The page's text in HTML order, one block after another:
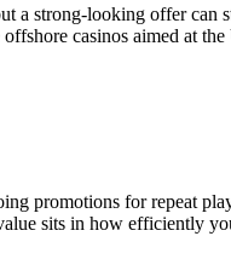
a strong-looking offer
casinos aimed at
promotions for repeat
sits in how efficiently